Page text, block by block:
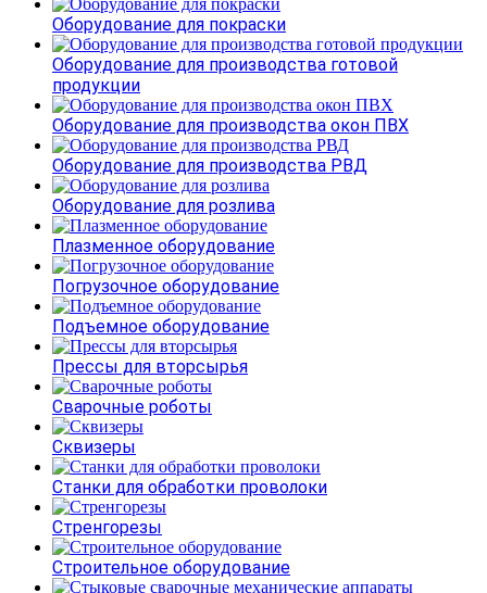
Оборудование для покраски
Оборудование для производства готовой
продукции
Оборудование для производства окон ПВХ
Оборудование для производства РВД
Оборудование для розлива
Плазменное оборудование
Погрузочное оборудование
Подъемное оборудование
Прессы для вторсырья
Сварочные роботы
Сквизеры
Станки для обработки проволоки
Стренгорезы
Строительное оборудование